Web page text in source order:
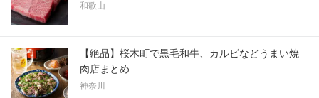
和歌山
【絶品】桜木町で黒毛和牛、カルビなどうまい焼
肉店まとめ
神奈川